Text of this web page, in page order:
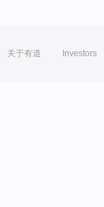
关于有道 Investors